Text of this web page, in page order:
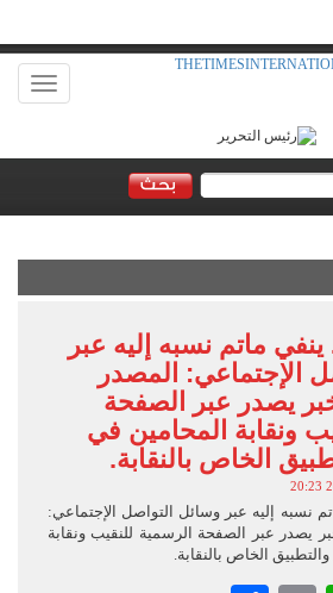
Toggle
ينفي ماتم نسبه إليه عبر
الإجتماعي: المصدر
يصدر عبر الصفحة
ونقابة المحامين في
الخاص بالنقابة.
نسبه إليه عبر وسائل التواصل الإجتماعي:
يصدر عبر الصفحة الرسمية للنقيب ونقابة
الخاص بالنقابة.